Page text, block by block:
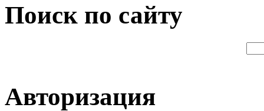
Поиск по сайту
Авторизация